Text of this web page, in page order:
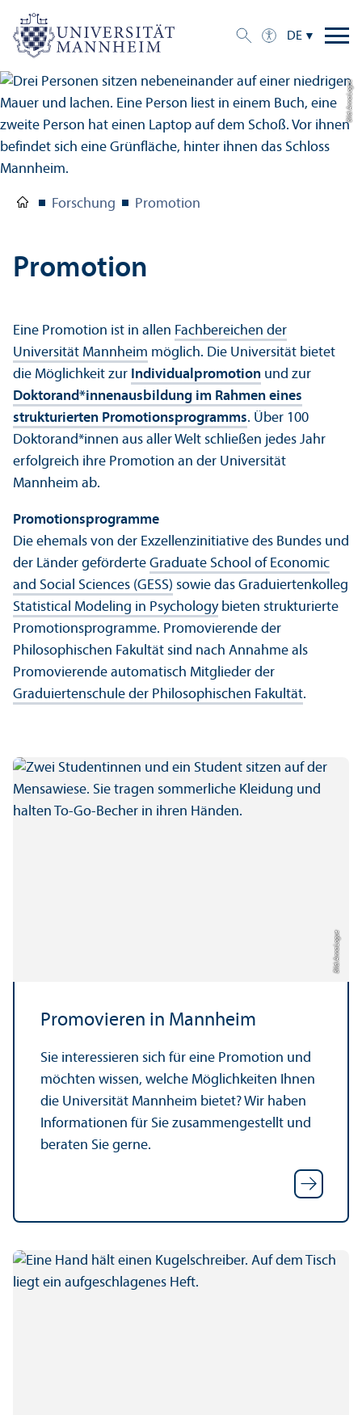
DE
Bild: Anna Logue
Forschung Promotion
Promotion
Eine Promotion ist in allen Fach­bereichen der
Universität Mannheim möglich. Die Universität bietet
die Möglichkeit zur Individualpromotion und zur
Doktorand*innenausbildung im Rahmen eines
strukturierten Promotions­programms. Über 100
Doktorand*innen aus aller Welt schließen jedes Jahr
erfolgreich ihre Promotion an der Universität
Mannheim ab.
Promotions­programme
Die ehemals von der Exzellenz­initiative des Bundes und
der Länder geförderte Graduate School of Economic
and Social Sciences (GESS) sowie das Graduiertenkolleg
Statistical Modeling in Psychologybieten strukturierte
Promotions­programme. Promovierende der
Philosophischen Fakultät sind nach Annahme als
Promovierende automatisch Mitglieder der
Graduiertenschule der Philosophischen Fakultät.
Bild: Anna Logue
Promovieren in Mannheim
Sie interessieren sich für eine Promotion und
möchten wissen, welche Möglichkeiten Ihnen
die Universität Mannheim bietet? Wir haben
Informationen für Sie zusammengestellt und
beraten Sie gerne.